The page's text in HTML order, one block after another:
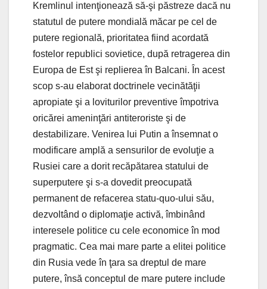
Kremlinul intenţionează să-şi păstreze dacă nu
statutul de putere mondială măcar pe cel de
putere regională, prioritatea fiind acordată
fostelor republici sovietice, după retragerea din
Europa de Est şi replierea în Balcani. În acest
scop s-au elaborat doctrinele vecinătăţii
apropiate şi a loviturilor preventive împotriva
oricărei ameninţări antiteroriste şi de
destabilizare. Venirea lui Putin a însemnat o
modificare amplă a sensurilor de evoluţie a
Rusiei care a dorit recăpătarea statului de
superputere şi s-a dovedit preocupată
permanent de refacerea statu-quo-ului său,
dezvoltând o diplomaţie activă, îmbinând
interesele politice cu cele economice în mod
pragmatic. Cea mai mare parte a elitei politice
din Rusia vede în ţara sa dreptul de mare
putere, însă conceptul de mare putere include